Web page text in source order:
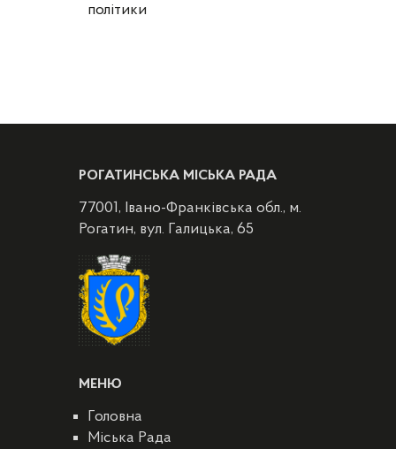
політики
РОГАТИНСЬКА МІСЬКА РАДА
77001, Івано-Франківська обл., м.
Рогатин, вул. Галицька, 65
МЕНЮ
Головна
Міська Рада